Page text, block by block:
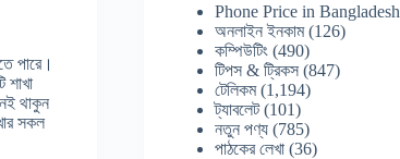
পারে।
শাখা
থাকুন
সকল
Phone Price in Bangladesh
অনলাইন ইনকাম(126)
কম্পিউটিং (490)
টিপস & ট্রিকস (847)
টেলিকম(1,194)
ট্যাবলেট(101)
নতুন পণ্য (785)
পাঠকের লেখা (36)